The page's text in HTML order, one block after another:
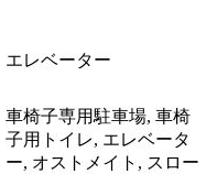
エレベーター
車椅子専用駐車場, 車椅
子用トイレ, エレベータ
ー, オストメイト, スロー